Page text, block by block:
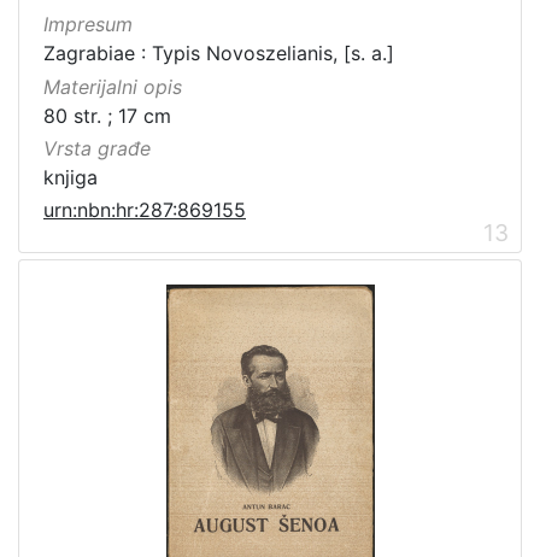
Impresum
Zagrabiae : Typis Novoszelianis, [s. a.]
Materijalni opis
80 str. ; 17 cm
Vrsta građe
knjiga
urn:nbn:hr:287:869155
13